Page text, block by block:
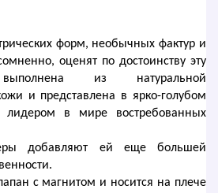
форм, необычных фактур и
оценят по достоинству эту
из натуральной
и представлена в ярко-голубом
в мире востребованных
добавляют ей еще большей
с магнитом и носится на плече